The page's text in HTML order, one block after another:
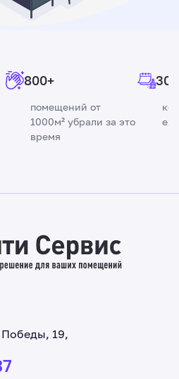
800+
помещений от
1000м² убрали за это
время
Победы, 19,